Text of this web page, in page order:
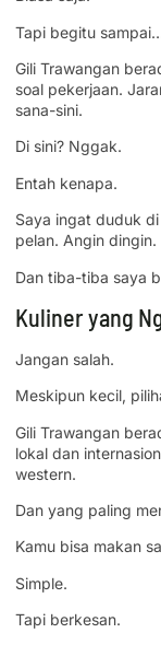
Tapi begitu
Gili Trawangan
soal pekerjaan.
sana-sini.
Di sini? Nggak.
Entah kenapa.
Saya ingat duduk
pelan. Angin
Dan tiba-tiba saya
Kuliner yang
Jangan salah.
Meskipun kecil,
Gili Trawangan
lokal dan
western.
Dan yang paling
Kamu bisa makan
Simple.
Tapi berkesan.